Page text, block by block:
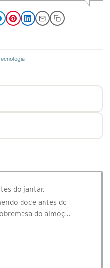
do jantar.
doce antes do
do almoç…